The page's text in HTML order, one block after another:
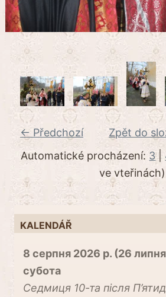
← Předchozí
Zpět do
Automatické procházení: 3|
ve vteřinách)
KALENDÁŘ
8 серпня 2026 р. (26 липня
субота
Cедмиця 10-та після